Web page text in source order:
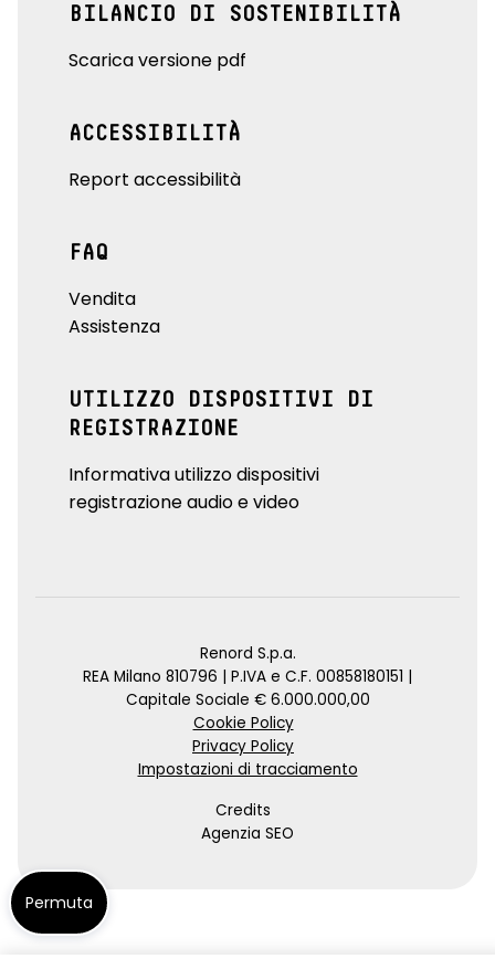
BILANCIO DI SOSTENIBILITÀ
Scarica versione pdf
ACCESSIBILITÀ
Report accessibilità
FAQ
Vendita
Assistenza
UTILIZZO DISPOSITIVI DI
REGISTRAZIONE
Informativa utilizzo dispositivi
registrazione audio e video
Renord S.p.a.
REA Milano 810796 | P.IVA e C.F. 00858180151 |
Capitale Sociale € 6.000.000,00
Cookie Policy
Privacy Policy
Impostazioni di tracciamento
Credits
Agenzia SEO
Permuta